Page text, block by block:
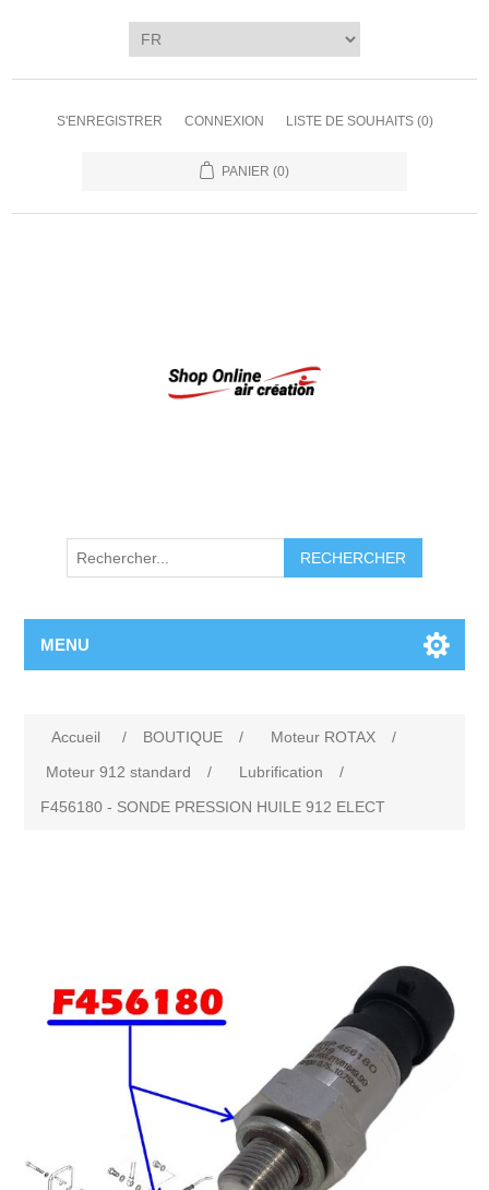
S'ENREGISTRER CONNEXION LISTE DE SOUHAITS (0)
PANIER (0)
RECHERCHER
MENU
Accueil / BOUTIQUE / Moteur ROTAX
/
Moteur 912 standard
/ Lubrification
/
F456180 - SONDE PRESSION HUILE 912 ELECT